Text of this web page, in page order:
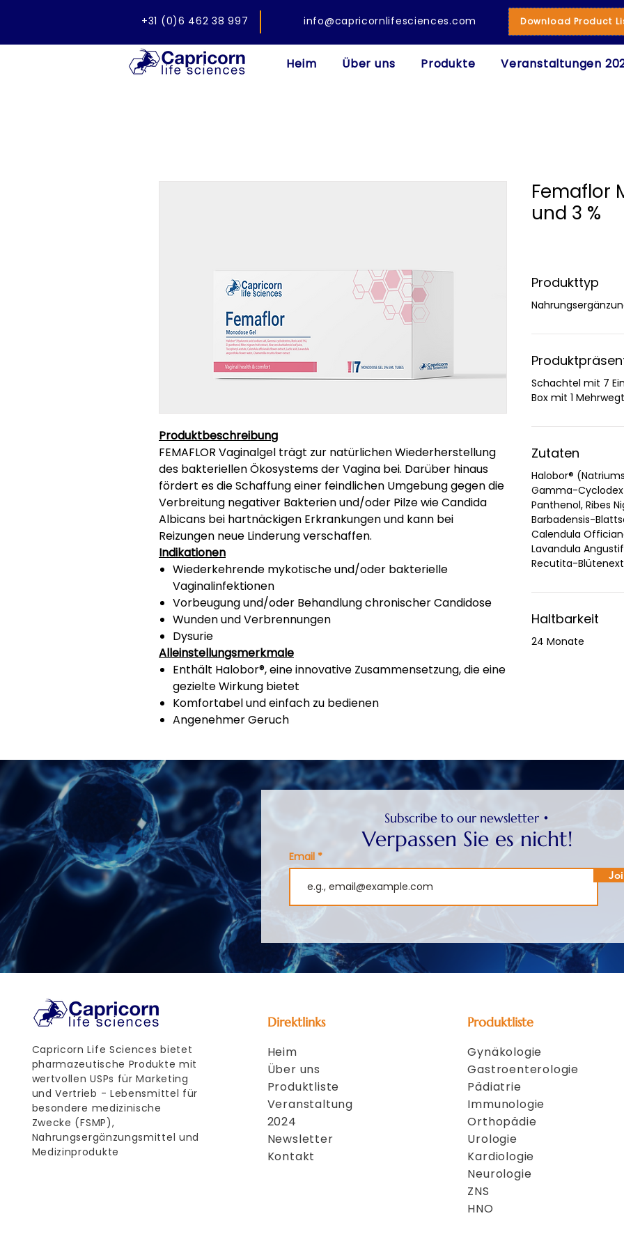
+31 (0)6 462 38 997 info@capricornlifesciences.com Download Product
Heim Über uns Produkte Veranstaltungen
Produktbeschreibung
FEMAFLOR Vaginalgel trägt zur natürlichen Wiederherstellung
des bakteriellen Ökosystems der Vagina bei. Darüber hinaus
fördert es die Schaffung einer feindlichen Umgebung gegen die
Verbreitung negativer Bakterien und/oder Pilze wie Candida
Albicans bei hartnäckigen Erkrankungen und kann bei
Reizungen neue Linderung verschaffen.
Indikationen
Wiederkehrende mykotische und/oder bakterielle
Vaginalinfektionen
Vorbeugung und/oder Behandlung chronischer Candidose
Wunden und Verbrennungen
Dysurie
Alleinstellungsmerkmale
Enthält Halobor®, eine innovative Zusammensetzung, die eine
gezielte Wirkung bietet
Komfortabel und einfach zu bedienen
Angenehmer Geruch
Femaflor
und 3 %
Produkttyp
Schachtel mit 7
Box mit 1
Zutaten
Halobor®
Gamma-
Panthenol, Ribes
Barbadensis-
Calendula
Lavandula
Recutita-
Haltbarkeit
24 Monate
Subscribe to our newsletter •
Verpassen Sie es nicht!
Email
Capricorn Life Sciences bietet
pharmazeutische Produkte mit
wertvollen USPs für Marketing
und Vertrieb - Lebensmittel für
besondere medizinische
Zwecke (FSMP),
Nahrungsergänzungsmittel und
Medizinprodukte
Direktlinks
Heim
Über uns
Produktliste
Veranstaltung
2024
Newsletter
Kontakt
Produktliste
Gynäkologie
Gastroenterologie
Pädiatrie
Immunologie
Orthopädie
Urologie
Kardiologie
Neurologie
ZNS
HNO